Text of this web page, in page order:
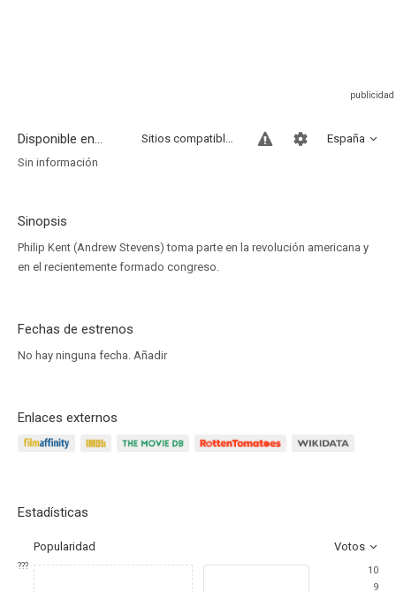
Disponible en... España
Sitios compatibles
Sin información
Sinopsis
Philip Kent (Andrew Stevens) toma parte en la revolución americana y
en el recientemente formado congreso.
Fechas de estrenos
No hay ninguna fecha. Añadir
Enlaces externos
Estadísticas
Popularidad Votos
???
10
9